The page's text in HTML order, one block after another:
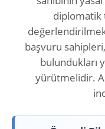
diplomatik
başvuru
bulundukları
yürütmelidir.